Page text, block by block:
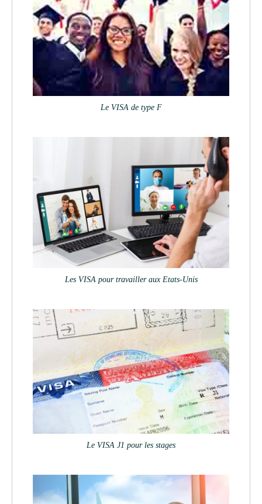
Le VISA de type F
Les VISA pour travailler aux Etats-Unis
Le VISA J1 pour les stages